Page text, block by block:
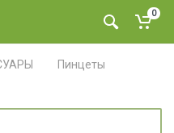
0
Пинцеты